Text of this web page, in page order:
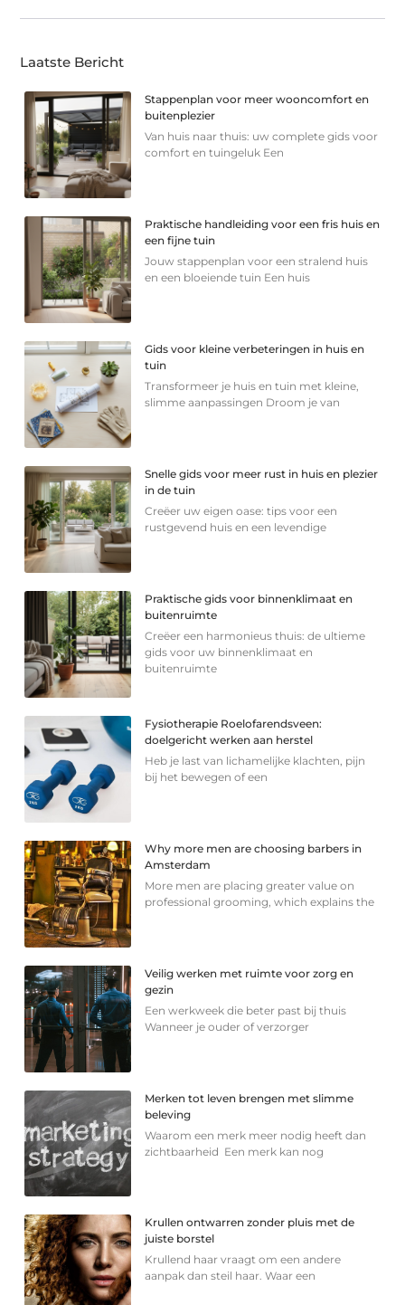
Laatste Bericht
Stappenplan voor meer wooncomfort en
buitenplezier
Van huis naar thuis: uw complete gids voor
comfort en tuingeluk Een
Praktische handleiding voor een fris huis en
een fijne tuin
Jouw stappenplan voor een stralend huis
en een bloeiende tuin Een huis
Gids voor kleine verbeteringen in huis en
tuin
Transformeer je huis en tuin met kleine,
slimme aanpassingen Droom je van
Snelle gids voor meer rust in huis en plezier
in de tuin
Creëer uw eigen oase: tips voor een
rustgevend huis en een levendige
Praktische gids voor binnenklimaat en
buitenruimte
Creëer een harmonieus thuis: de ultieme
gids voor uw binnenklimaat en
buitenruimte
Fysiotherapie Roelofarendsveen:
doelgericht werken aan herstel
Heb je last van lichamelijke klachten, pijn
bij het bewegen of een
Why more men are choosing barbers in
Amsterdam
More men are placing greater value on
professional grooming, which explains the
Veilig werken met ruimte voor zorg en
gezin
Een werkweek die beter past bij thuis
Wanneer je ouder of verzorger
Merken tot leven brengen met slimme
beleving
Waarom een merk meer nodig heeft dan
zichtbaarheid Een merk kan nog
Krullen ontwarren zonder pluis met de
juiste borstel
Krullend haar vraagt om een andere
aanpak dan steil haar. Waar een